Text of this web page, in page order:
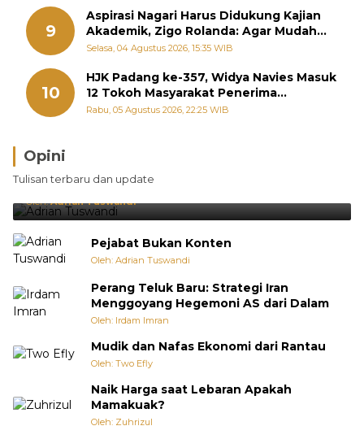
9
Aspirasi Nagari Harus Didukung Kajian
Akademik, Zigo Rolanda: Agar Mudah
Diperjuangkan di Kementerian
Selasa, 04 Agustus 2026, 15:35 WIB
10
HJK Padang ke-357, Widya Navies Masuk
12 Tokoh Masyarakat Penerima
Penghargaan Pemko Padang
Rabu, 05 Agustus 2026, 22:25 WIB
Opini
Tulisan terbaru dan update
Brasil Lebih Diunggulkan, tetapi Jepang Selalu
Punya Cara Membuat Kejutan
Oleh:Adrian Tuswandi
Pejabat Bukan Konten
Oleh: Adrian Tuswandi
Perang Teluk Baru: Strategi Iran
Menggoyang Hegemoni AS dari Dalam
Oleh: Irdam Imran
Mudik dan Nafas Ekonomi dari Rantau
Oleh: Two Efly
Naik Harga saat Lebaran Apakah
Mamakuak?
Oleh: Zuhrizul